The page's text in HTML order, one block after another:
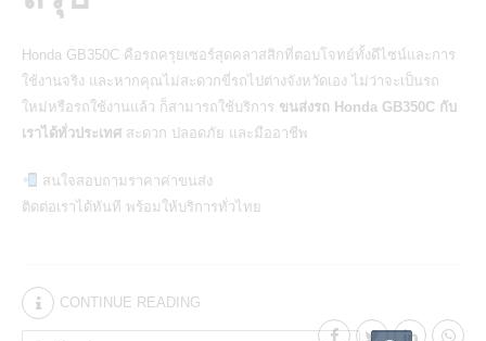
Honda GB350C คือรถครุยเซอร์สุดคลาสสิกที่ตอบโจทย์ทั้งดีไซน์และการ
ใช้งานจริง และหากคุณไม่สะดวกขี่รถไปต่างจังหวัดเอง ไม่ว่าจะเป็นรถ
ใหม่หรือรถใช้งานแล้ว ก็สามารถใช้บริการ ขนส่งรถ Honda GB350C กับ
เราได้ทั่วประเทศ สะดวก ปลอดภัย และมืออาชีพ
สนใจสอบถามราคาค่าขนส่ง
ติดต่อเราได้ทันที พร้อมให้บริการทั่วไทย
CONTINUE READING